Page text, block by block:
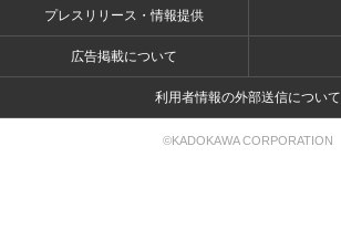
プレスリリース・情報提供
広告掲載について
利用者情報の外部送信について
©KADOKAWA CORPORATION